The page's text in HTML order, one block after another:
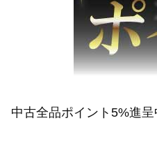
中古全品ポイント5%進